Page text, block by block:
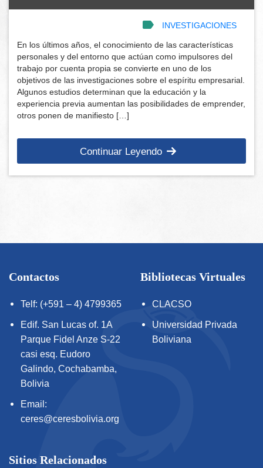
INVESTIGACIONES
En los últimos años, el conocimiento de las características
personales y del entorno que actúan como impulsores del
trabajo por cuenta propia se convierte en uno de los
objetivos de las investigaciones sobre el espíritu empresarial.
Algunos estudios determinan que la educación y la
experiencia previa aumentan las posibilidades de emprender,
otros ponen de manifiesto […]
Continuar Leyendo
Contactos
Telf: (+591 – 4) 4799365
Edif. San Lucas of. 1A
Parque Fidel Anze S-22
casi esq. Eudoro
Galindo, Cochabamba,
Bolivia
Email:
ceres@ceresbolivia.org
Bibliotecas Virtuales
CLACSO
Universidad Privada
Boliviana
Sitios Relacionados